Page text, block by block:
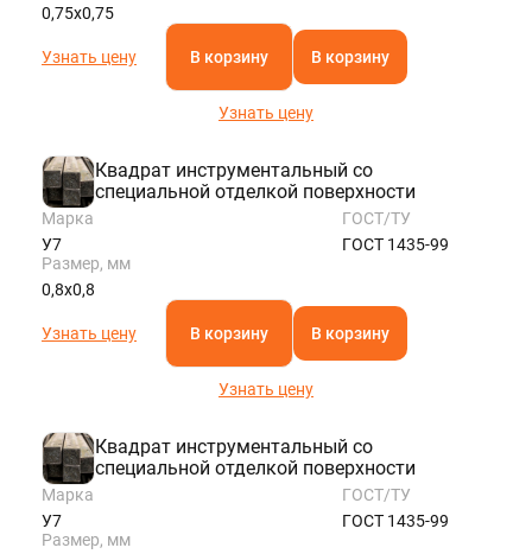
0,75х0,75
Узнать цену В корзину В корзину
Узнать цену
Квадрат инструментальный со
специальной отделкой поверхности
Марка
У7
ГОСТ/ТУ
ГОСТ 1435-99
Размер, мм
0,8х0,8
Узнать цену В корзину В корзину
Узнать цену
Квадрат инструментальный со
специальной отделкой поверхности
Марка
У7
ГОСТ/ТУ
ГОСТ 1435-99
Размер, мм